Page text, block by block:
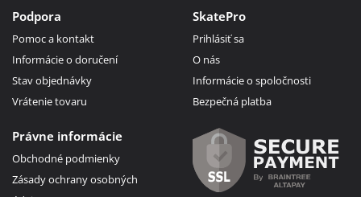
Podpora
Pomoc a kontakt
Informácie o doručení
Stav objednávky
Vrátenie tovaru
SkatePro
Prihlásiť sa
O nás
Informácie o spoločnosti
Bezpečná platba
Právne informácie
Obchodné podmienky
Zásady ochrany osobných